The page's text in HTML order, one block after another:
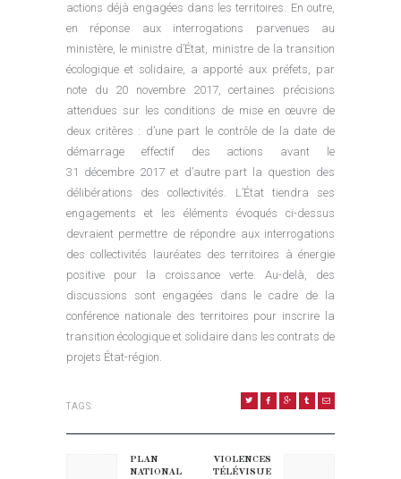
actions déjà engagées dans les territoires. En outre,
en réponse aux interrogations parvenues au
ministère, le ministre d’État, ministre de la transition
écologique et solidaire, a apporté aux préfets, par
note du 20 novembre 2017, certaines précisions
attendues sur les conditions de mise en œuvre de
deux critères : d’une part le contrôle de la date de
démarrage effectif des actions avant le
31 décembre 2017 et d’autre part la question des
délibérations des collectivités. L’État tiendra ses
engagements et les éléments évoqués ci-dessus
devraient permettre de répondre aux interrogations
des collectivités lauréates des territoires à énergie
positive pour la croissance verte. Au-delà, des
discussions sont engagées dans le cadre de la
conférence nationale des territoires pour inscrire la
transition écologique et solidaire dans les contrats de
projets État-région.
TAGS:
Previous post:
PLAN
NATIONAL
VIOLENCES
TÉLÉVISUE